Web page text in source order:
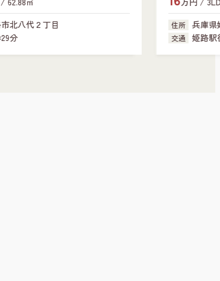
姫路市南新在家
徒歩28分
住所
交通